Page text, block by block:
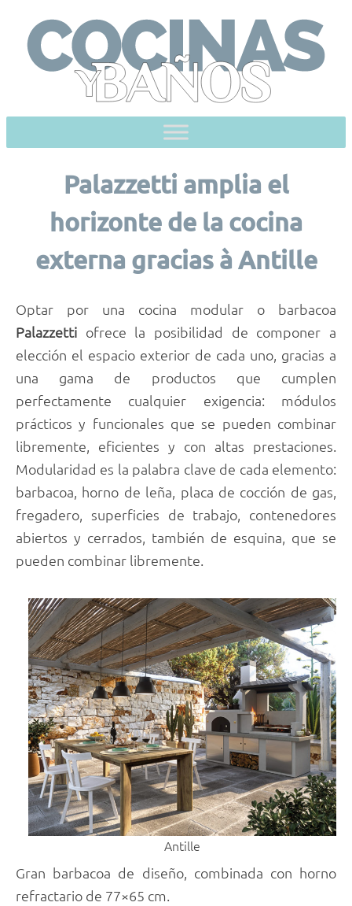
content
Palazzetti amplia el
horizonte de la cocina
externa gracias à Antille
Optar por una cocina modular o barbacoa
Palazzetti ofrece la posibilidad de componer a
elección el espacio exterior de cada uno, gracias a
una gama de productos que cumplen
perfectamente cualquier exigencia: módulos
prácticos y funcionales que se pueden combinar
libremente, eficientes y con altas prestaciones.
Modularidad es la palabra clave de cada elemento:
barbacoa, horno de leña, placa de cocción de gas,
fregadero, superficies de trabajo, contenedores
abiertos y cerrados, también de esquina, que se
pueden combinar libremente.
Antille
Gran barbacoa de diseño, combinada con horno
refractario de 77×65 cm.